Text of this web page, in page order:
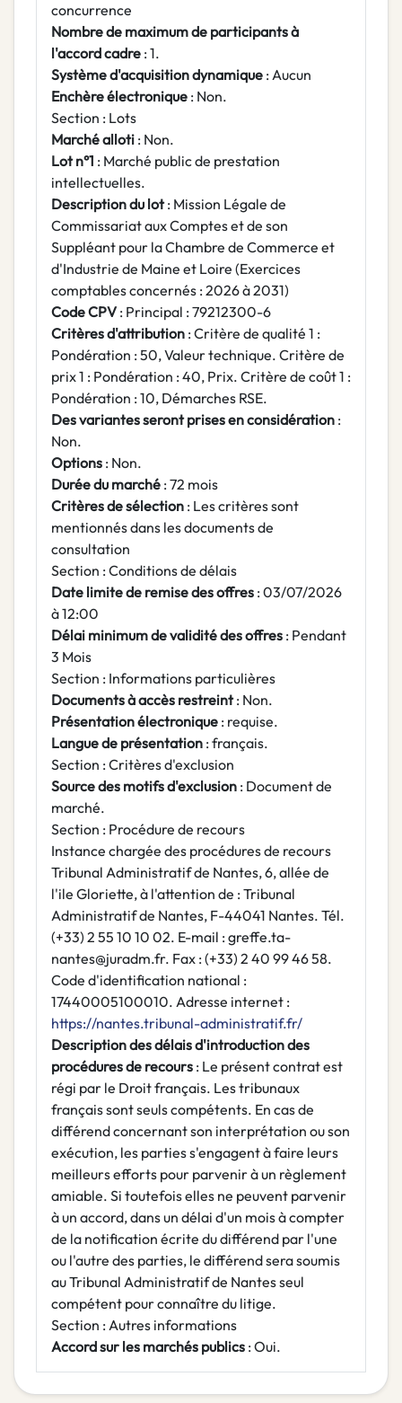
concurrence
Nombre de maximum de participants à
l'accord cadre : 1.
Système d'acquisition dynamique : Aucun
Enchère électronique : Non.
Section : Lots
Marché alloti : Non.
Lot n°1 : Marché public de prestation
intellectuelles.
Description du lot: Mission Légale de
Commissariat aux Comptes et de son
Suppléant pour la Chambre de Commerce et
d'Industrie de Maine et Loire (Exercices
comptables concernés : 2026 à 2031)
Code CPV: Principal : 79212300-6
Critères d'attribution : Critère de qualité 1 :
Pondération : 50, Valeur technique. Critère de
prix 1 : Pondération : 40, Prix. Critère de coût 1 :
Pondération : 10, Démarches RSE.
Des variantes seront prises en considération :
Non.
Options : Non.
Durée du marché : 72 mois
Critères de sélection : Les critères sont
mentionnés dans les documents de
consultation
Section : Conditions de délais
Date limite de remise des offres : 03/07/2026
à 12:00
Délai minimum de validité des offres : Pendant
3 Mois
Section : Informations particulières
Documents à accès restreint: Non.
Présentation électronique : requise.
Langue de présentation : français.
Section : Critères d'exclusion
Source des motifs d'exclusion : Document de
marché.
Section : Procédure de recours
Instance chargée des procédures de recours
Tribunal Administratif de Nantes, 6, allée de
l'ile Gloriette, à l'attention de : Tribunal
Administratif de Nantes, F-44041 Nantes. Tél.
(+33) 2 55 10 10 02. E-mail : greffe.ta-
nantes@juradm.fr. Fax : (+33) 2 40 99 46 58.
Code d'identification national :
17440005100010. Adresse internet :
https://nantes.tribunal-administratif.fr/
Description des délais d'introduction des
procédures de recours : Le présent contrat est
régi par le Droit français. Les tribunaux
français sont seuls compétents. En cas de
différend concernant son interprétation ou son
exécution, les parties s'engagent à faire leurs
meilleurs efforts pour parvenir à un règlement
amiable. Si toutefois elles ne peuvent parvenir
à un accord, dans un délai d'un mois à compter
de la notification écrite du différend par l'une
ou l'autre des parties, le différend sera soumis
au Tribunal Administratif de Nantes seul
compétent pour connaître du litige.
Section : Autres informations
Accord sur les marchés publics : Oui.